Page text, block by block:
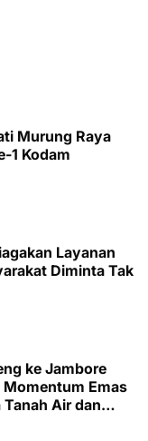
Murung Raya
1 Kodam
Layanan
Diminta Tak
ke Jambore
Momentum Emas
Air dan